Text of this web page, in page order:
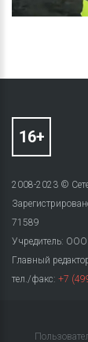
2008-2023 ©
71589
Учредитель:
Главный
тел./факс: +7